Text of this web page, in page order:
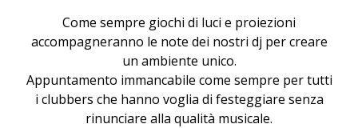
Come sempre giochi di luci e proiezioni
accompagneranno le note dei nostri dj per creare
un ambiente unico.
Appuntamento immancabile come sempre per tutti
i clubbers che hanno voglia di festeggiare senza
rinunciare alla qualità musicale.